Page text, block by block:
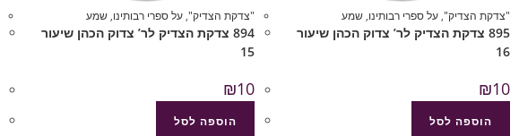
"צדקת הצדיק", על ספרי רבותינו, שמע
895 צדקת הצדיק לר’ צדוק הכהן שיעור
16
₪10
הוספה לסל
"צדקת הצדיק", על ספרי רבותינו, שמע
894 צדקת הצדיק לר’ צדוק הכהן שיעור
15
₪10
הוספה לסל